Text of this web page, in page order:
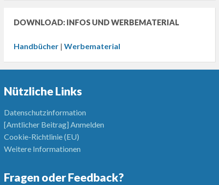
DOWNLOAD: INFOS UND WERBEMATERIAL
Handbücher| Werbematerial
Nützliche Links
Datenschutzinformation
[Amtlicher Beitrag] Anmelden
Cookie-Richtlinie (EU)
Weitere Informationen
Fragen oder Feedback?